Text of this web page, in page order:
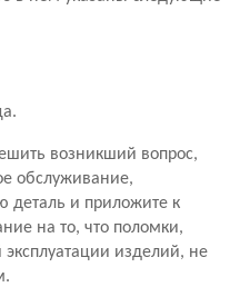
возникший вопрос,
обслуживание,
деталь и приложите к
на то, что поломки,
изделий, не